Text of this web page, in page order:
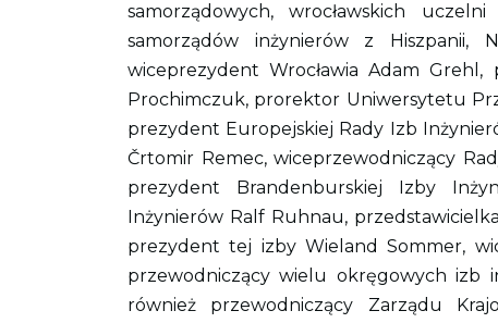
samorządowych, wrocławskich
samorządów inżynierów z Hiszpanii,
wiceprezydent Wrocławia Adam
Prochimczuk, prorektor Uniwersytetu
prezydent Europejskiej Rady Izb
Črtomir Remec, wiceprzewodniczący
prezydent Brandenburskiej Izby
Inżynierów Ralf Ruhnau,
prezydent tej izby Wieland Sommer,
przewodniczący wielu okręgowych izb
również przewodniczący Zarządu